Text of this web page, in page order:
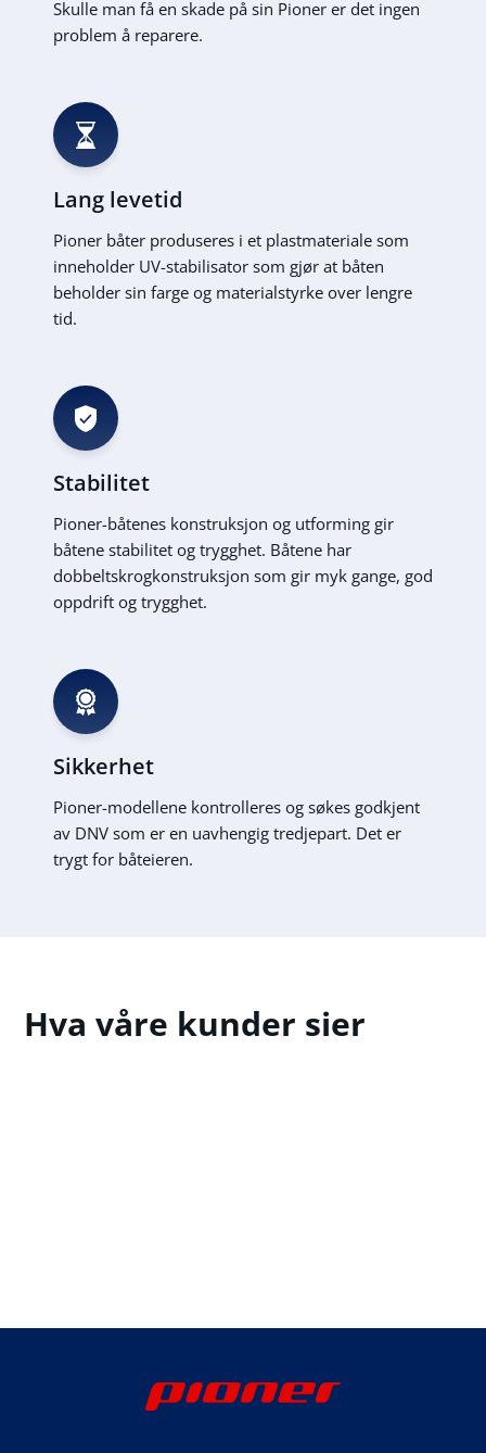
Skulle man få en skade på sin Pioner er det ingen
problem å reparere.
Lang levetid
Pioner båter produseres i et plastmateriale som
inneholder UV-stabilisator som gjør at båten
beholder sin farge og materialstyrke over lengre
tid.
Stabilitet
Pioner-båtenes konstruksjon og utforming gir
båtene stabilitet og trygghet. Båtene har
dobbeltskrogkonstruksjon som gir myk gange, god
oppdrift og trygghet.
Sikkerhet
Pioner-modellene kontrolleres og søkes godkjent
av DNV som er en uavhengig tredjepart. Det er
trygt for båteieren.
Hva våre kunder sier